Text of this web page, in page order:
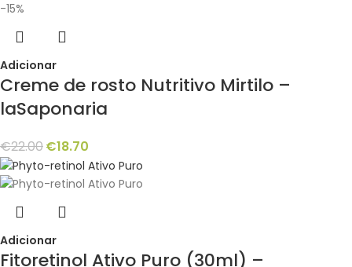
-15%
Adicionar
Creme de rosto Nutritivo Mirtilo –
laSaponaria
€22.00€18.70
Adicionar
Fitoretinol Ativo Puro (30ml) –